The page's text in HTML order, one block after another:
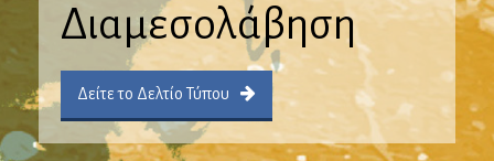
Διαμεσολάβηση
Δείτε το Δελτίο Τύπου